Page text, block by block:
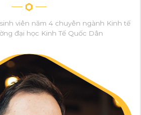
viên năm 4 chuyên ngành Kinh tế
đại học Kinh Tế Quốc Dân